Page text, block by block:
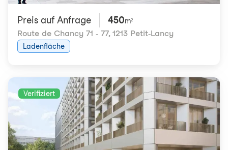
Preis auf Anfrage 450m²
Route de Chancy 71 - 77, 1213 Petit-Lancy
Ladenfläche
Verifiziert